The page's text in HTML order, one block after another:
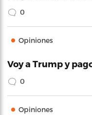
0
Opiniones
Voy a Trump y
0
Opiniones